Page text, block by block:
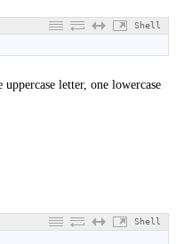
Shell
letter, one lowercase
Shell